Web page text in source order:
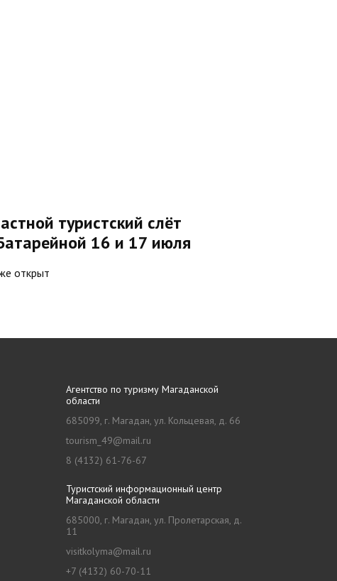
туристский слёт
16 и 17 июля
открыт
Агентство по туризму Магаданской
области
685099, г. Магадан, ул. Кольцевая, д. 66
tourism_49@mail.ru
8 (4132) 61-76-67
Туристский информационный центр
Магаданской области
685000, г. Магадан, ул. Пролетарская, д.
11
visitkolyma@mail.ru
+7 (4132) 60-70-11